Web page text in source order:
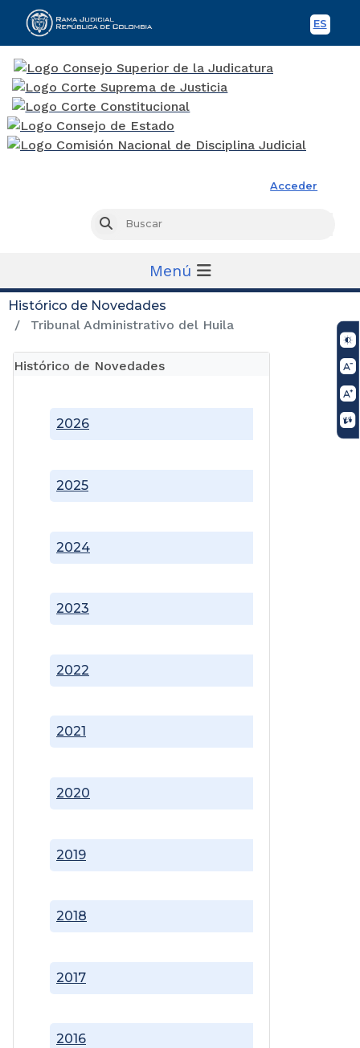
ES
Acceder
Buscar
Menú
Histórico de Novedades
Tribunal Administrativo del Huila
Histórico de Novedades
2016
2017
2018
2019
2020
2021
2022
2023
2024
2025
2026